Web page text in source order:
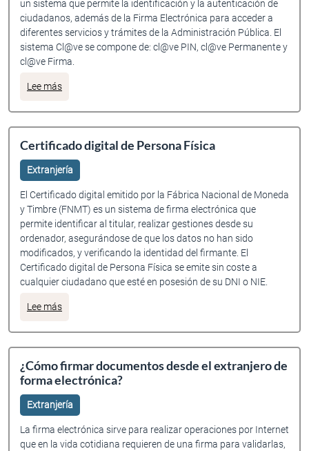
un sistema que permite la identificación y la autenticación de
ciudadanos, además de la Firma Electrónica para acceder a
diferentes servicios y trámites de la Administración Pública. El
sistema Cl@ve se compone de: cl@ve PIN, cl@ve Permanente y
cl@ve Firma.
Lee mássobre ¿En qué consiste el sistema de identificación y
Certificado digital de Persona Física
Extranjería
El Certificado digital emitido por la Fábrica Nacional de Moneda
y Timbre (FNMT) es un sistema de firma electrónica que
permite identificar al titular, realizar gestiones desde su
ordenador, asegurándose de que los datos no han sido
modificados, y verificando la identidad del firmante. El
Certificado digital de Persona Física se emite sin coste a
cualquier ciudadano que esté en posesión de su DNI o NIE.
Lee mássobre Certificado digital de Persona Física
¿Cómo firmar documentos desde el extranjero de
forma electrónica?
Extranjería
La firma electrónica sirve para realizar operaciones por Internet
que en la vida cotidiana requieren de una firma para validarlas,